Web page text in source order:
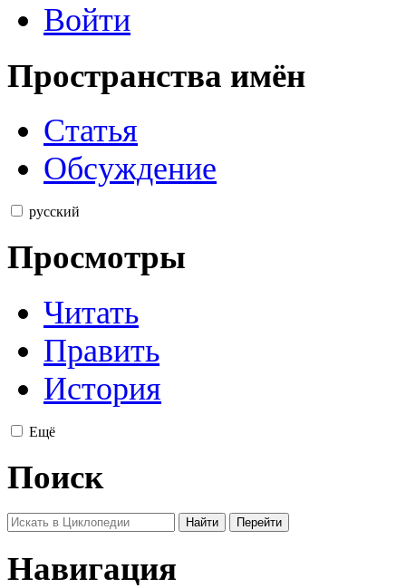
Войти
Пространства имён
Статья
Обсуждение
русский
Просмотры
Читать
Править
История
Ещё
Поиск
Навигация